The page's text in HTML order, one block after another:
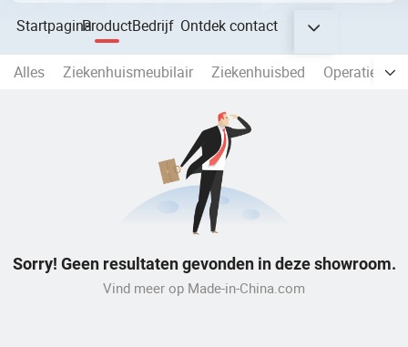
StartpaginaProductBedrijf Ontdekcontact
Alles Ziekenhuismeubilair Ziekenhuisbed Operatie
Sorry! Geen resultaten gevonden in deze showroom.
Vind meer op Made-in-China.com